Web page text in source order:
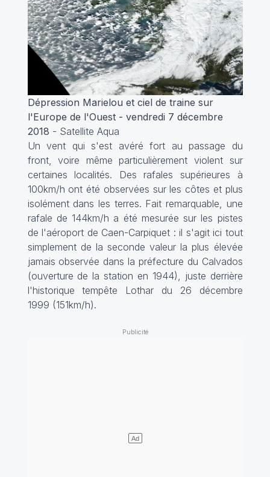
Dépression Marielou et ciel de traine sur
l'Europe de l'Ouest - vendredi 7 décembre
2018 - Satellite Aqua
Un vent qui s'est avéré fort au passage du
front, voire même particulièrement violent sur
certaines localités. Des rafales supérieures à
100km/h ont été observées sur les côtes et plus
isolément dans les terres. Fait remarquable, une
rafale de 144km/h a été mesurée sur les pistes
de l'aéroport de Caen-Carpiquet : il s'agit ici tout
simplement de la seconde valeur la plus élevée
jamais observée dans la préfecture du Calvados
(ouverture de la station en 1944), juste derrière
l'historique tempête Lothar du 26 décembre
1999 (151km/h).